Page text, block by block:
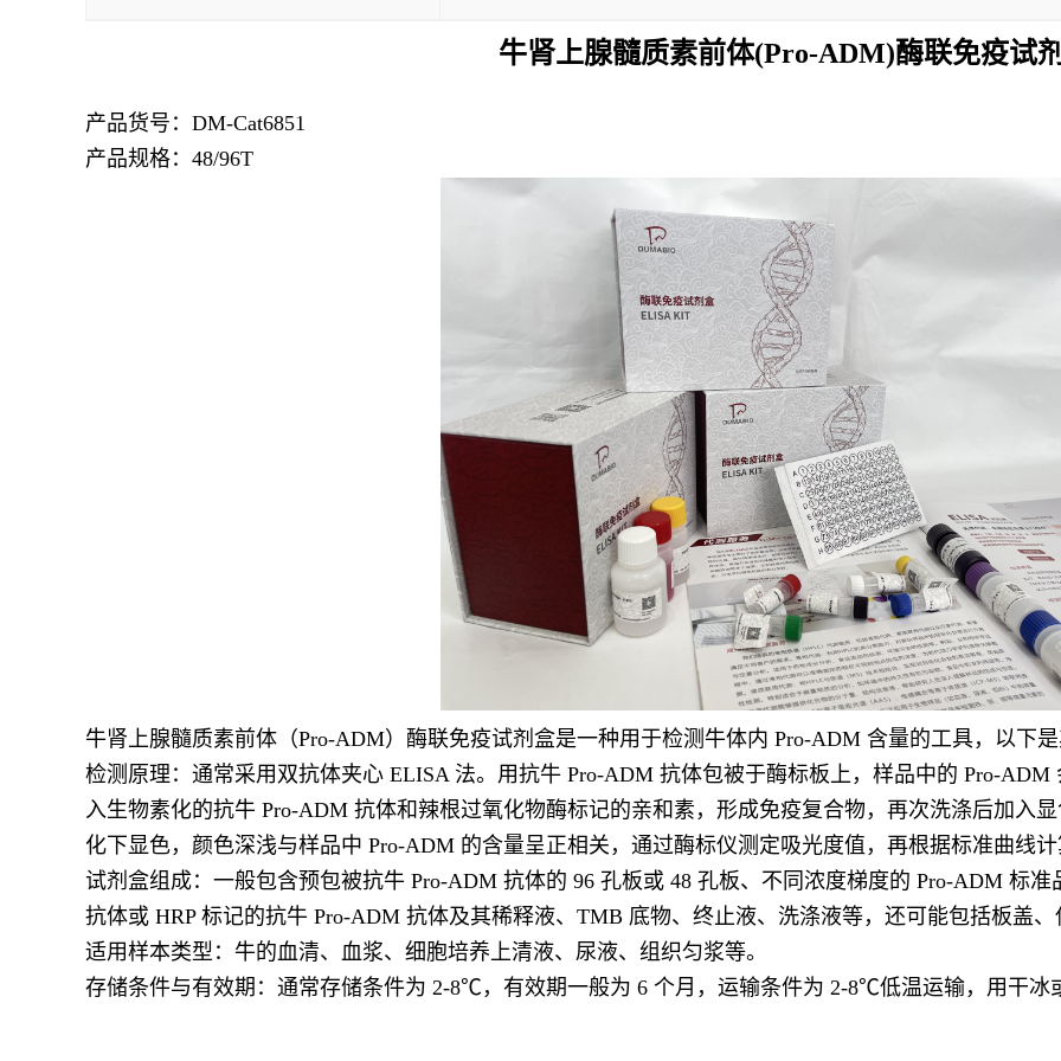
牛肾上腺髓质素前体(Pro-ADM)酶联免疫试
产品货号：DM-Cat6851
产品规格：48/96T
牛肾上腺髓质素前体（Pro-ADM）酶联免疫试剂盒是一种用于检测牛体内 Pro-ADM 含量的工具，以下
检测原理：通常采用双抗体夹心 ELISA 法。用抗牛 Pro-ADM 抗体包被于酶标板上，样品中的 Pro-
入生物素化的抗牛 Pro-ADM 抗体和辣根过氧化物酶标记的亲和素，形成免疫复合物，再次洗涤后加入
化下显色，颜色深浅与样品中 Pro-ADM 的含量呈正相关，通过酶标仪测定吸光度值，再根据标准曲线
试剂盒组成：一般包含预包被抗牛 Pro-ADM 抗体的 96 孔板或 48 孔板、不同浓度梯度的 Pro-ADM 标
抗体或 HRP 标记的抗牛 Pro-ADM 抗体及其稀释液、TMB 底物、终止液、洗涤液等，还可能包括板盖
适用样本类型：牛的血清、血浆、细胞培养上清液、尿液、组织匀浆等。
存储条件与有效期：通常存储条件为 2-8℃，有效期一般为 6 个月，运输条件为 2-8℃低温运输，用干冰